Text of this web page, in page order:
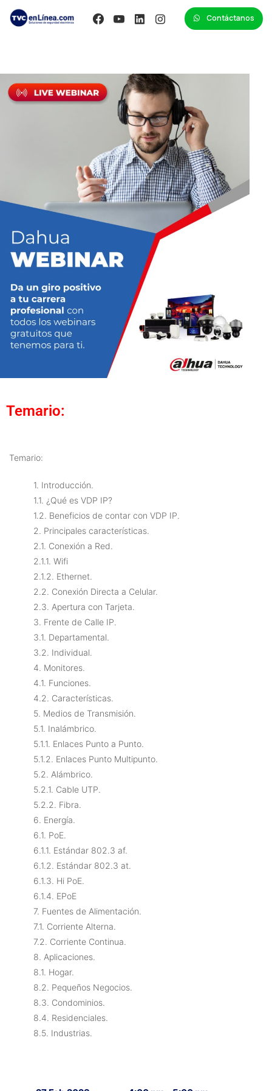
Contáctanos
Temario:
Temario:
1. Introducción.
1.1. ¿Qué es VDP IP?
1.2. Beneficios de contar con VDP IP.
2. Principales características.
2.1. Conexión a Red.
2.1.1. Wifi
2.1.2. Ethernet.
2.2. Conexión Directa a Celular.
2.3. Apertura con Tarjeta.
3. Frente de Calle IP.
3.1. Departamental.
3.2. Individual.
4. Monitores.
4.1. Funciones.
4.2. Características.
5. Medios de Transmisión.
5.1. Inalámbrico.
5.1.1. Enlaces Punto a Punto.
5.1.2. Enlaces Punto Multipunto.
5.2. Alámbrico.
5.2.1. Cable UTP.
5.2.2. Fibra.
6. Energía.
6.1. PoE.
6.1.1. Estándar 802.3 af.
6.1.2. Estándar 802.3 at.
6.1.3. Hi PoE.
6.1.4. EPoE
7. Fuentes de Alimentación.
7.1. Corriente Alterna.
7.2. Corriente Continua.
8. Aplicaciones.
8.1. Hogar.
8.2. Pequeños Negocios.
8.3. Condominios.
8.4. Residenciales.
8.5. Industrias.